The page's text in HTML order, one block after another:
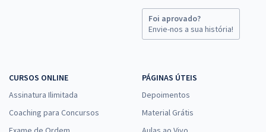
Foi aprovado?
Envie-nos a sua história!
CURSOS ONLINE
Assinatura Ilimitada
Coaching para Concursos
PÁGINAS ÚTEIS
Depoimentos
Material Grátis